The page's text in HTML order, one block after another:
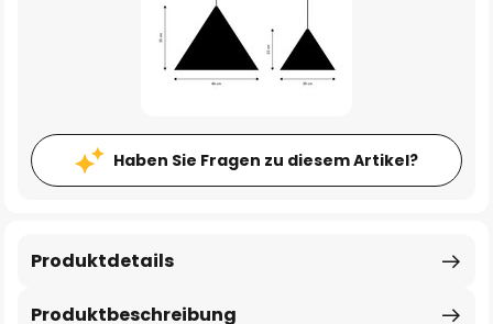
Haben Sie Fragen zu diesem Artikel?
Produktbeschreibung
Produktdetails